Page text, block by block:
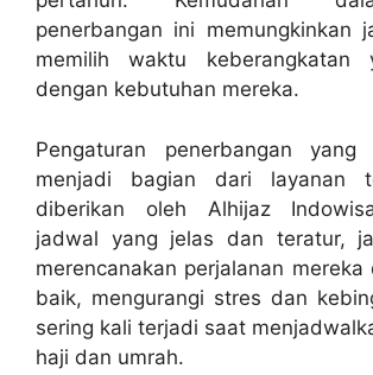
penerbangan ini memungkinkan
memilih waktu keberangkatan
dengan kebutuhan mereka.
Pengaturan penerbangan
menjadi bagian dari layanan
diberikan oleh Alhijaz
jadwal yang jelas dan teratur,
merencanakan perjalanan mereka
baik, mengurangi stres dan
sering kali terjadi saat
haji dan umrah.